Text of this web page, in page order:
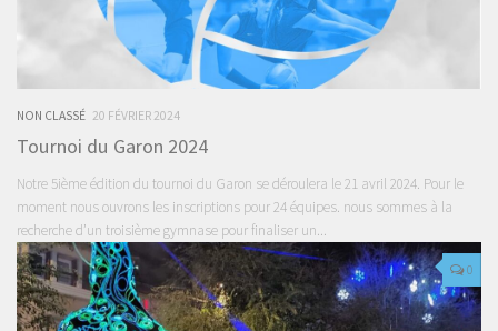
NON CLASSÉ 20 FÉVRIER 2024
Tournoi du Garon 2024
Notre 5ième édition du tournoi du Garon se déroulera le 21 avril 2024. Pour le
moment nous ouvrons les inscriptions pour 24 équipes. nous sommes à la
recherche d’un troisième gymnase pour finaliser un...
0